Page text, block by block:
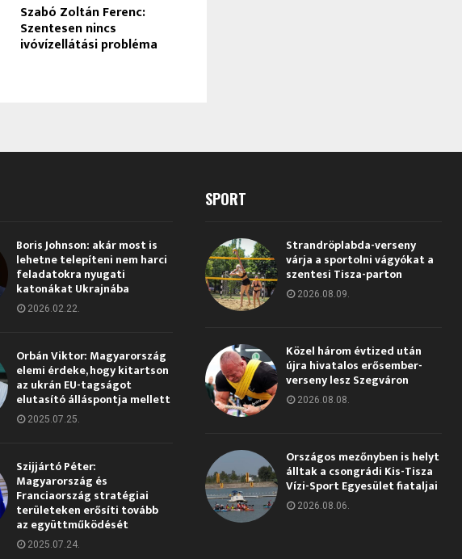
Szabó Zoltán Ferenc:
Szentesen nincs
ivóvízellátási probléma
Boris Johnson: akár most is
lehetne telepíteni nem harci
feladatokra nyugati
katonákat Ukrajnába
2026.02.22.
Orbán Viktor: Magyarország
elemi érdeke, hogy kitartson
az ukrán EU-tagságot
elutasító álláspontja mellett
2025.07.25.
Szijjártó Péter:
Magyarország és
Franciaország stratégiai
területeken erősíti tovább
az együttműködését
2025.07.24.
SPORT
Strandröplabda-verseny
várja a sportolni vágyókat a
szentesi Tisza-parton
2026.08.09.
Közel három évtized után
újra hivatalos erősember-
verseny lesz Szegváron
2026.08.08.
Országos mezőnyben is helyt
álltak a csongrádi Kis-Tisza
Vízi-Sport Egyesület fiataljai
2026.08.06.